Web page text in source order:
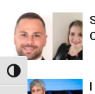
Attiva/disattiva alto